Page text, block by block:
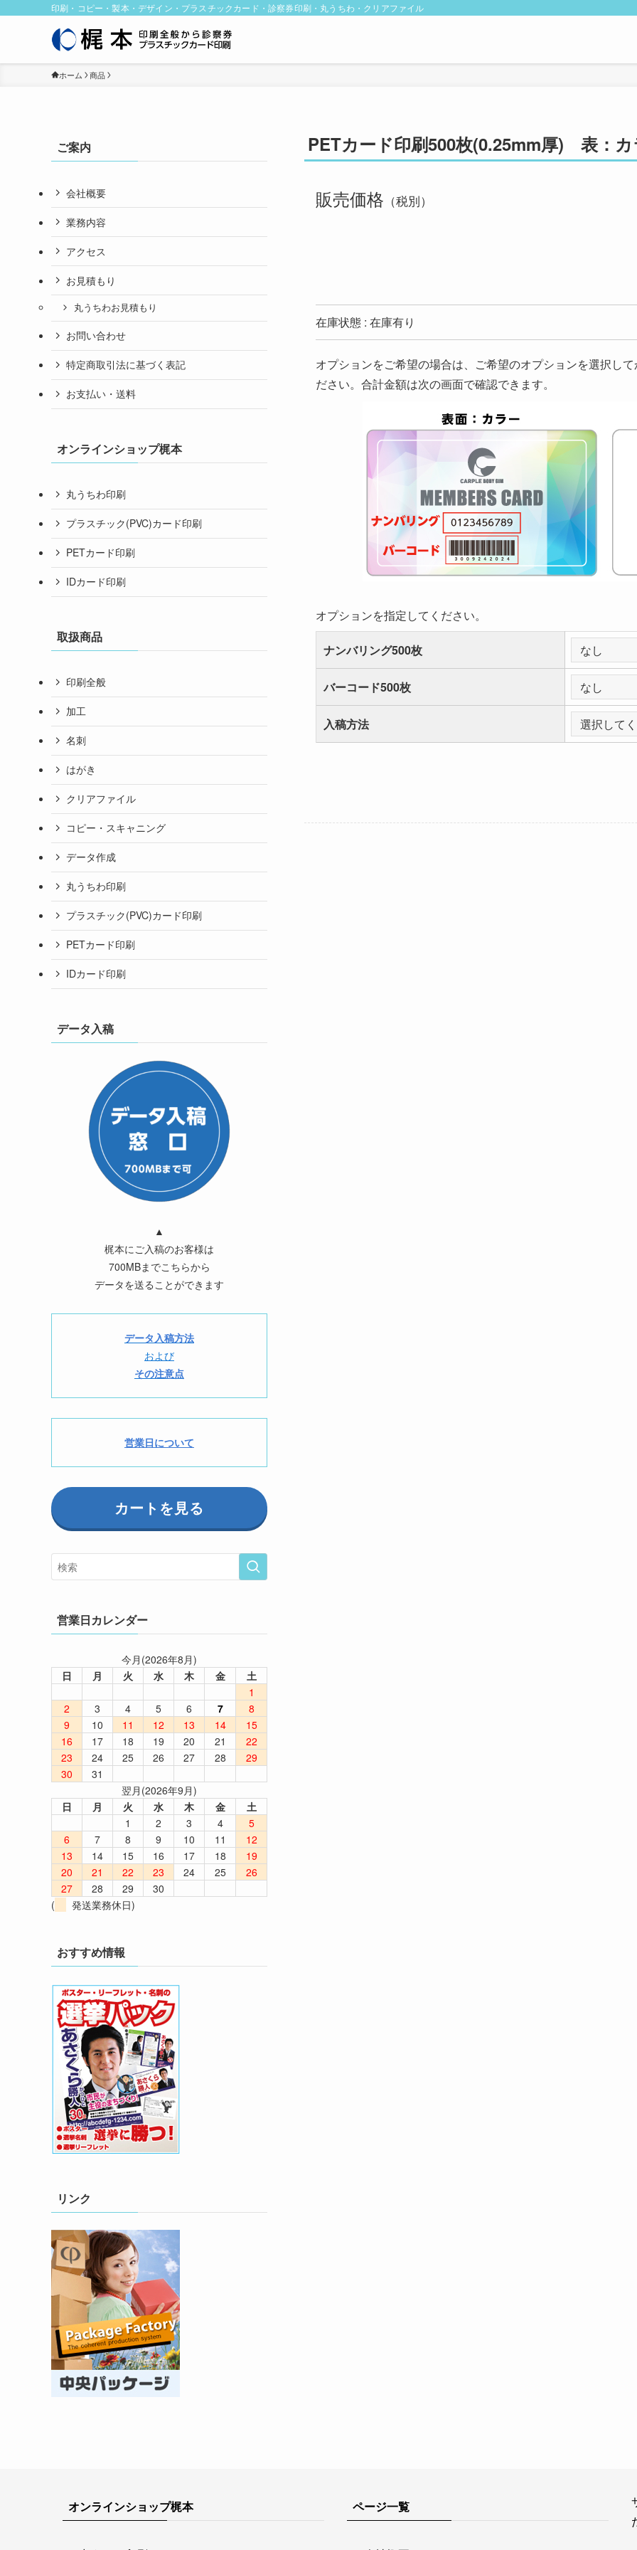
印刷・コピー・製本・デザイン・プラスチックカード・診察券印刷・丸うちわ・クリアファイル
ホーム 商品
PETカード印刷500枚(0.25mm厚) 表：
販売価格 （税別）
在庫状態 : 在庫有り
オプションをご希望の場合は、ご希望のオプションを選択し
ださい。合計金額は次の画面で確認できます。
オプションを指定してください。
ナンバリング500枚
バーコード500枚
入稿方法
ご案内
会社概要
業務内容
アクセス
お見積もり
丸うちわお見積もり
お問い合わせ
特定商取引法に基づく表記
お支払い・送料
オンラインショップ梶本
丸うちわ印刷
プラスチック(PVC)カード印刷
PETカード印刷
IDカード印刷
取扱商品
印刷全般
加工
名刺
はがき
クリアファイル
コピー・スキャニング
データ作成
丸うちわ印刷
プラスチック(PVC)カード印刷
PETカード印刷
IDカード印刷
データ入稿
▲
梶本にご入稿のお客様は
700MBまでこちらから
データを送ることができます
データ入稿方法
および
その注意点
営業日について
カートを見る
営業日カレンダー
今月(2026年8月)
日
月 火 水 木 金
土
1
2
3 4 5 6 7
8
9
10 11 12 13 14
15
16
17 18 19 20 21
22
23
24 25 26 27 28
29
30
31
翌月(2026年9月)
日
月 火 水 木 金
土
1
2 3 4
5
6
7 8 9 10 11
12
13
14 15 16 17 18
19
20
21 22 23 24 25
26
27
28 29
30
(
発送業務休日)
おすすめ情報
リンク
オンラインショップ梶本 ページ一覧